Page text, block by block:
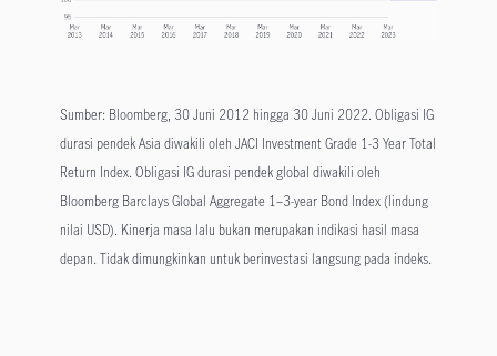
Sumber: Bloomberg, 30 Juni 2012 hingga 30 Juni 2022. Obligasi IG
durasi pendek Asia diwakili oleh JACI Investment Grade 1-3 Year Total
Return Index. Obligasi IG durasi pendek global diwakili oleh
Bloomberg Barclays Global Aggregate 1–3-year Bond Index (lindung
nilai USD). Kinerja masa lalu bukan merupakan indikasi hasil masa
depan. Tidak dimungkinkan untuk berinvestasi langsung pada indeks.